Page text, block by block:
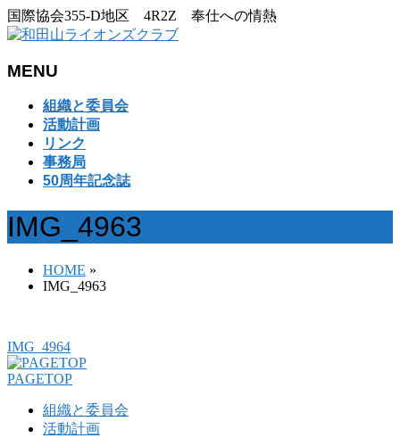
国際協会355-D地区 4R2Z 奉仕への情熱
MENU
ば
す
組織と委員会
活動計画
リンク
事務局
50周年記念誌
IMG_4963
HOME »
IMG_4963
IMG_4964
PAGETOP
組織と委員会
活動計画